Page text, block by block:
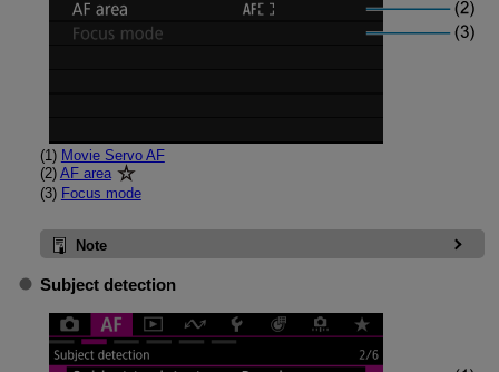
(1) Movie Servo AF
(2) AF area
(3) Focus mode
Note
Subject detection